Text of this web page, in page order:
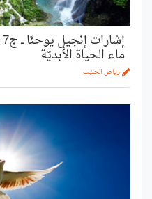
ماء الحياة الأبديّة
رياض الحبيّب